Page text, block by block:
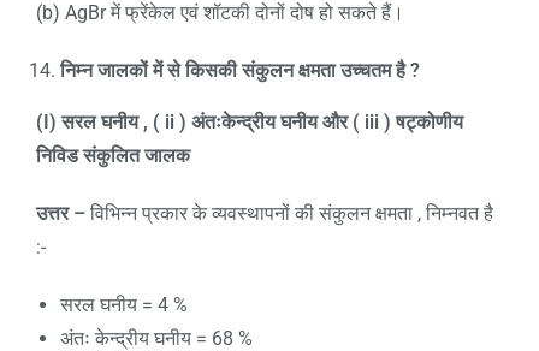
(b) AgBr में फ्रेंकेल एवं शॉटकी दोनों दोष हो सकते हैं।
निम्न जालकों में से किसकी संकुलन क्षमता उच्चतम है?
(I)सरल घनीय , ( ii ) अंतःकेन्द्रीय घनीय और ( iii )षट्कोणीय
निविड संकुलित जालक
उत्तर – विभिन्न प्रकार के व्यवस्थापनों की संकुलन क्षमता , निम्नवत है
:-
सरल घनीय = 4 %
अंतः केन्द्रीय घनीय = 68 %